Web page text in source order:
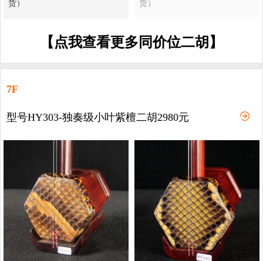
货） 货）
【点我查看更多同价位二胡】
7F
型号HY303-独奏级小叶紫檀二胡2980元